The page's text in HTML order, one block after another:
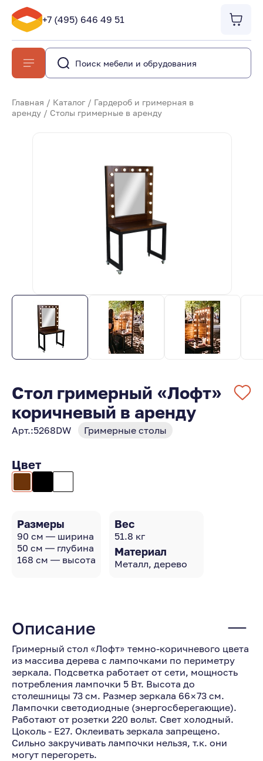
+7 (495) 646 49 51
Главная / Каталог / Гардероб и гримерная в
аренду / Столы гримерные в аренду
Стол гримерный «Лофт»
коричневый в аренду
Арт.:5268DW Гримерные столы
Цвет
Размеры
90 см — ширина
50 см — глубина
168 см — высота
Вес
51.8 кг
Материал
Металл, дерево
Описание
Гримерный стол «Лофт» темно-коричневого цвета
из массива дерева с лампочками по периметру
зеркала. Подсветка работает от сети, мощность
потребления лампочки 5 Вт. Высота до
столешницы 73 см. Размер зеркала 66×73 см.
Лампочки светодиодные (энергосберегающие).
Работают от розетки 220 вольт. Свет холодный.
Цоколь - Е27. Оклеивать зеркала запрещено.
Сильно закручивать лампочки нельзя, т.к. они
могут перегореть.